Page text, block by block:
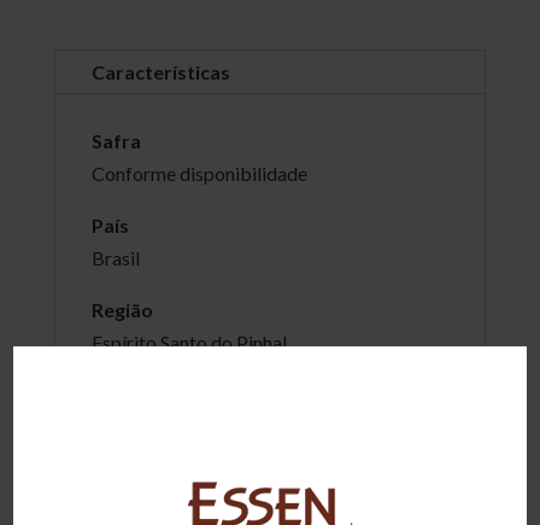
Características
Safra
Conforme disponibilidade
País
Brasil
Região
Espírito Santo do Pinhal
Chardonnay